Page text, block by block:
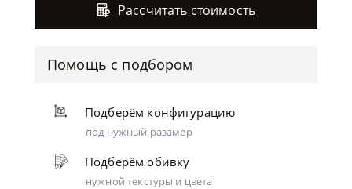
Рассчитать стоимость
Помощь с подбором
Подберём конфигурацию
под нужный разамер
Подберём обивку
нужной текстуры и цвета